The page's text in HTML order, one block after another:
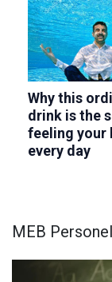
MEB Personel